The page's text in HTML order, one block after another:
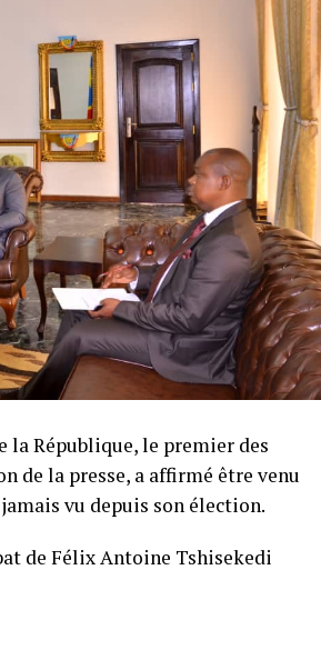
la République, le premier des
de la presse, a affirmé être venu
vu depuis son élection.
de Félix Antoine Tshisekedi